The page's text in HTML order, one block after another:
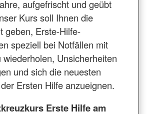
aufgefrischt und geübt
Kurs soll Ihnen die
geben, Erste-Hilfe-
speziell bei Notfällen mit
wiederholen, Unsicherheiten
und sich die neuesten
Ersten Hilfe anzueignen.
Erste Hilfe am